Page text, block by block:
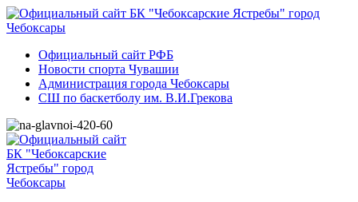
Официальный сайт РФБ
Новости спорта Чувашии
Администрация города Чебоксары
СШ по баскетболу им. В.И.Грекова